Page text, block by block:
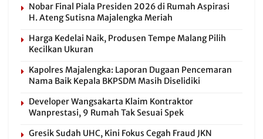
Nobar Final Piala Presiden 2026 di Rumah Aspirasi
H. Ateng Sutisna Majalengka Meriah
Harga Kedelai Naik, Produsen Tempe Malang Pilih
Kecilkan Ukuran
Kapolres Majalengka: Laporan Dugaan Pencemaran
Nama Baik Kepala BKPSDM Masih Diselidiki
Developer Wangsakarta Klaim Kontraktor
Wanprestasi, 9 Rumah Tak Sesuai Spek
Gresik Sudah UHC, Kini Fokus Cegah Fraud JKN